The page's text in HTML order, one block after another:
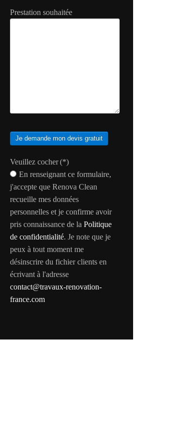
Prestation souhaitée
Je demande mon devis gratuit
Veuillez cocher (*)
En renseignant ce formulaire,
j'accepte que Renova Clean
recueille mes données
personnelles et je confirme avoir
pris connaissance de la Politique
de confidentialité. Je note que je
peux à tout moment me
désinscrire du fichier clients en
écrivant à l'adresse
contact@travaux-renovation-
france.com